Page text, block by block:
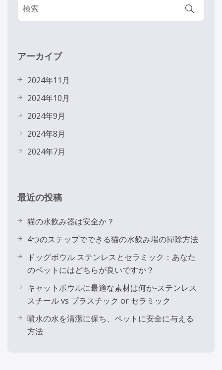
アーカイブ
2024年11月
2024年10月
2024年9月
2024年8月
2024年7月
最近の投稿
猫の水飲み器は安全か？
4つのステップでできる猫の水飲み場の掃除方法
ドッグボウル ステンレスとセラミック：あなた
のペットにはどちらが良いですか？
キャットボウルに最適な素材は何か-ステンレス
スチール vs プラスチック or セラミック
噴水の水を清潔に保ち、ペットに安全に与える
方法